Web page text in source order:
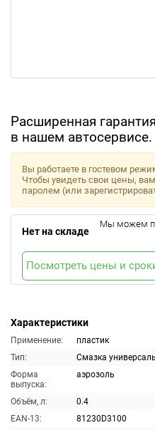
Расширенная
в нашем автосервисе.
Характеристики
Применение:
пластик
Тип:
Смазка
Форма
выпуска:
аэрозоль
Объём, л:
0.4
EAN-13:
81230D3100
Вы работаете в гостевом
Чтобы увидеть свои цены,
паролем (или
Нет на складе
Мы можем
Посмотреть цены и